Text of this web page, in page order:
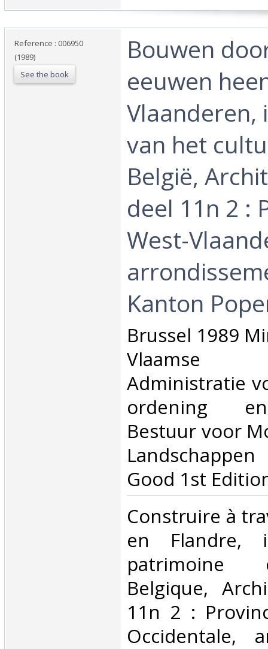
Reference : 006950
(1989)
See the book
‎Bouwen
eeuwen
Vlaanderen,
van het
België,
deel 11n 2 :
West-
Kanton
‎Brussel 1989
Vlaamse
Administratie
ordening
Bestuur voor
Good 1st
‎Construire à
en Flandre,
patrimoine
Belgique,
11n 2 :
Occidentale,